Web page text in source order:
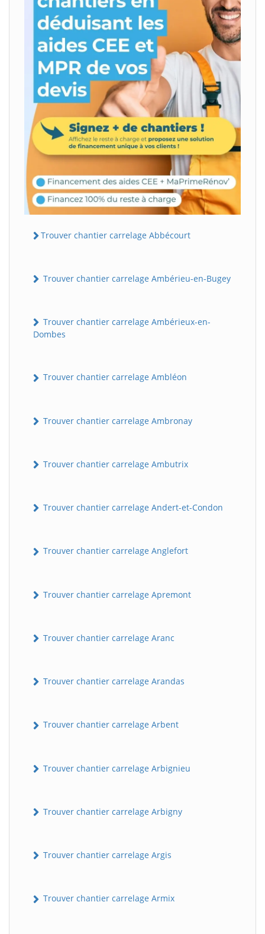
Trouver chantier carrelage Abbécourt
Trouver chantier carrelage Ambérieu-en-Bugey
Trouver chantier carrelage Ambérieux-en-
Dombes
Trouver chantier carrelage Ambléon
Trouver chantier carrelage Ambronay
Trouver chantier carrelage Ambutrix
Trouver chantier carrelage Andert-et-Condon
Trouver chantier carrelage Anglefort
Trouver chantier carrelage Apremont
Trouver chantier carrelage Aranc
Trouver chantier carrelage Arandas
Trouver chantier carrelage Arbent
Trouver chantier carrelage Arbignieu
Trouver chantier carrelage Arbigny
Trouver chantier carrelage Argis
Trouver chantier carrelage Armix